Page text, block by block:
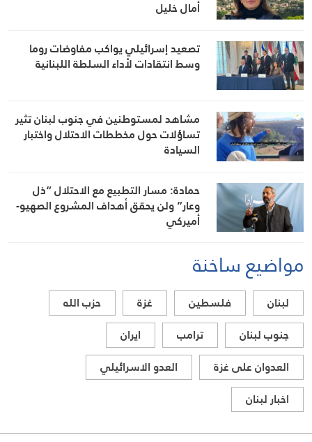
أمال خليل
تصعيد إسرائيلي يواكب مفاوضات روما
وسط انتقادات لأداء السلطة اللبنانية
مشاهد لمستوطنين في جنوب لبنان تثير
تساؤلات حول مخططات الاحتلال واختبار
السيادة
حمادة: مسار التطبيع مع الاحتلال “ذل
وعار” ولن يحقق أهداف المشروع الصهيو-
أميركي
مواضيع ساخنة
لبنان فلسطين غزة
حزب الله
جنوب لبنان
ترامب
ايران
العدوان على غزة
العدو الاسرائيلي
اخبار لبنان